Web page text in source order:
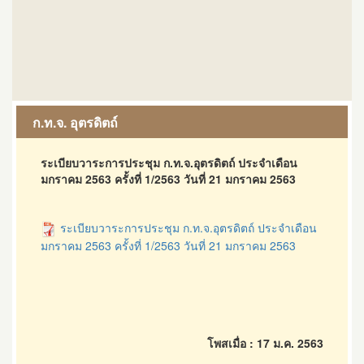
ก.ท.จ. อุตรดิตถ์
ระเบียบวาระการประชุม ก.ท.จ.อุตรดิตถ์ ประจำเดือน
มกราคม 2563 ครั้งที่ 1/2563 วันที่ 21 มกราคม 2563
ระเบียบวาระการประชุม ก.ท.จ.อุตรดิตถ์ ประจำเดือน
มกราคม 2563 ครั้งที่ 1/2563 วันที่ 21 มกราคม 2563
โพสเมื่อ : 17 ม.ค. 2563